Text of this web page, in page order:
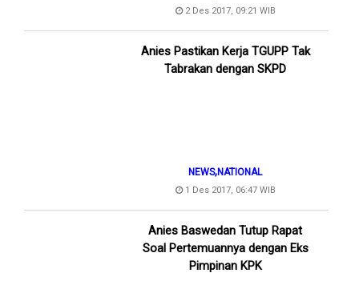
2 Des 2017, 09:21 WIB
Anies Pastikan Kerja TGUPP Tak
Tabrakan dengan SKPD
NEWS,NATIONAL
1 Des 2017, 06:47 WIB
Anies Baswedan Tutup Rapat
Soal Pertemuannya dengan Eks
Pimpinan KPK